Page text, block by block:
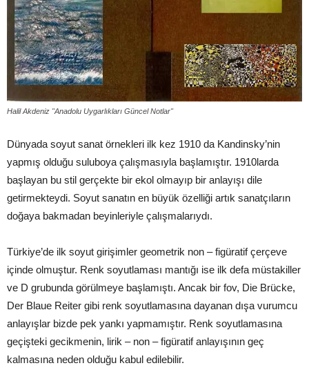
Halil Akdeniz "Anadolu Uygarlıkları Güncel Notlar"
Dünyada soyut sanat örnekleri ilk kez 1910 da Kandinsky’nin
yapmış olduğu suluboya çalışmasıyla başlamıştır. 1910larda
başlayan bu stil gerçekte bir ekol olmayıp bir anlayışı dile
getirmekteydi. Soyut sanatın en büyük özelliği artık sanatçıların
doğaya bakmadan beyinleriyle çalışmalarıydı.
Türkiye’de ilk soyut girişimler geometrik non – figüratif çerçeve
içinde olmuştur. Renk soyutlaması mantığı ise ilk defa müstakiller
ve D grubunda görülmeye başlamıştı. Ancak bir fov, Die Brücke,
Der Blaue Reiter gibi renk soyutlamasına dayanan dışa vurumcu
anlayışlar bizde pek yankı yapmamıştır. Renk soyutlamasına
geçişteki gecikmenin, lirik – non – figüratif anlayışının geç
kalmasına neden olduğu kabul edilebilir.